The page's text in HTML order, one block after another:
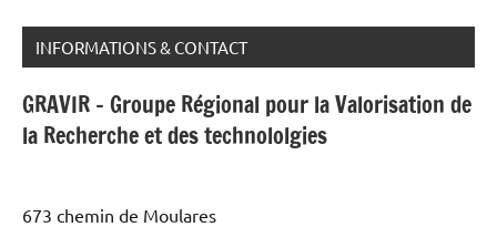
INFORMATIONS & CONTACT
GRAVIR - Groupe Régional pour la Valorisation de
la Recherche et des technololgies
673 chemin de Moulares